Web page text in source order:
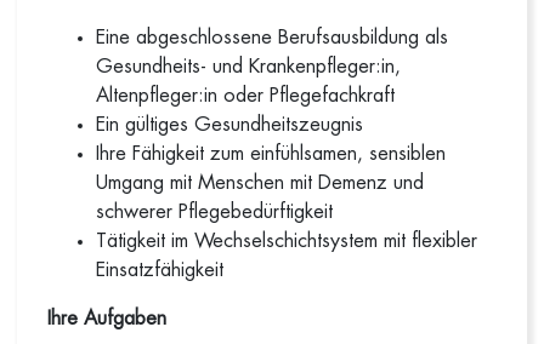
Eine abgeschlossene Berufsausbildung als
Gesundheits- und Krankenpfleger:in,
Altenpfleger:in oder Pflegefachkraft
Ein gültiges Gesundheitszeugnis
Ihre Fähigkeit zum einfühlsamen, sensiblen
Umgang mit Menschen mit Demenz und
schwerer Pflegebedürftigkeit
Tätigkeit im Wechselschichtsystem mit flexibler
Einsatzfähigkeit
Ihre Aufgaben